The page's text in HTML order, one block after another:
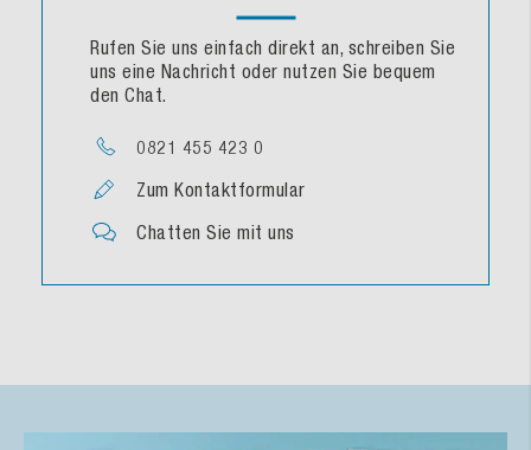
Rufen Sie uns einfach direkt an, schreiben Sie
uns eine Nachricht oder nutzen Sie bequem
den Chat.
0821 455 423 0
Zum Kontaktformular
Chatten Sie mit uns